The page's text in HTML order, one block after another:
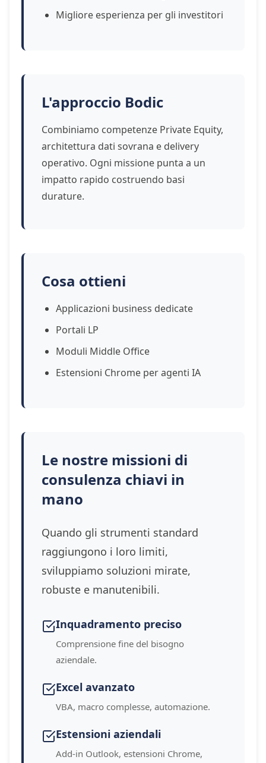
Migliore esperienza per gli investitori
L'approccio Bodic
Combiniamo competenze Private Equity,
architettura dati sovrana e delivery
operativo. Ogni missione punta a un
impatto rapido costruendo basi
durature.
Cosa ottieni
Applicazioni business dedicate
Portali LP
Moduli Middle Office
Estensioni Chrome per agenti IA
Le nostre missioni di
consulenza chiavi in
mano
Quando gli strumenti standard
raggiungono i loro limiti,
sviluppiamo soluzioni mirate,
robuste e manutenibili.
Inquadramento preciso
Comprensione fine del bisogno
aziendale.
Excel avanzato
VBA, macro complesse, automazione.
Estensioni aziendali
Add-in Outlook, estensioni Chrome,